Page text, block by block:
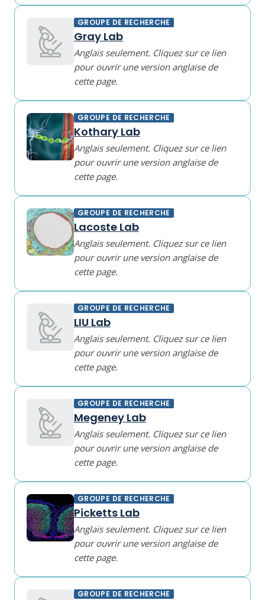
GROUPE DE RECHERCHE
Gray Lab
Anglais seulement. Cliquez sur ce lien
pour ouvrir une version anglaise de
cette page.
GROUPE DE RECHERCHE
Kothary Lab
Anglais seulement. Cliquez sur ce lien
pour ouvrir une version anglaise de
cette page.
GROUPE DE RECHERCHE
Lacoste Lab
Anglais seulement. Cliquez sur ce lien
pour ouvrir une version anglaise de
cette page.
GROUPE DE RECHERCHE
LIU Lab
Anglais seulement. Cliquez sur ce lien
pour ouvrir une version anglaise de
cette page.
GROUPE DE RECHERCHE
Megeney Lab
Anglais seulement. Cliquez sur ce lien
pour ouvrir une version anglaise de
cette page.
GROUPE DE RECHERCHE
Picketts Lab
Anglais seulement. Cliquez sur ce lien
pour ouvrir une version anglaise de
cette page.
GROUPE DE RECHERCHE